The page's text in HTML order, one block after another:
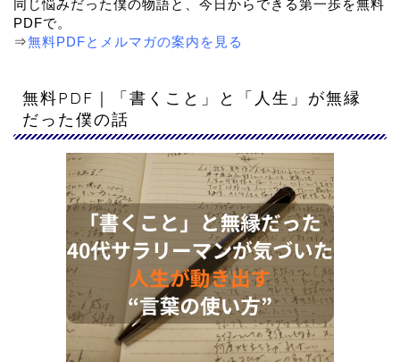
同じ悩みだった僕の物語と、今日からできる第一歩を無料
PDFで。
⇒無料PDFとメルマガの案内を見る
無料PDF｜「書くこと」と「人生」が無縁
だった僕の話